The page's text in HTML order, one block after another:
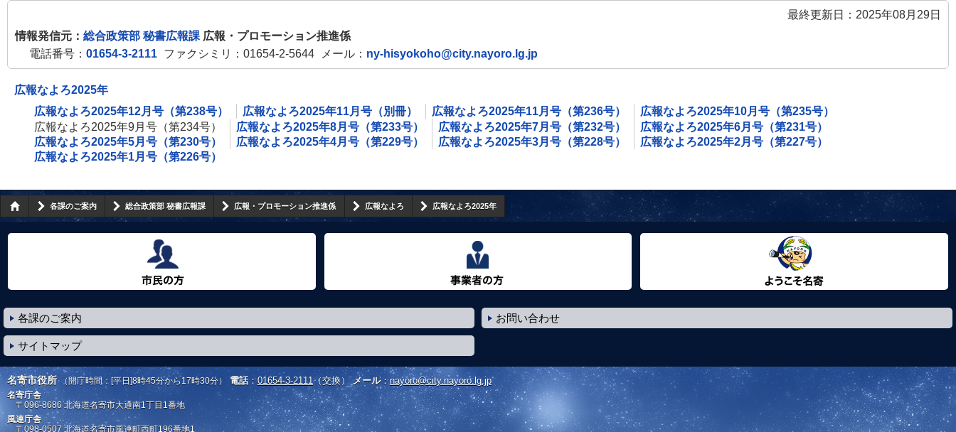
最終更新日：2025年08月29日
情報発信元： 総合政策部 秘書広報課 広報・プロモーション推進係
電話番号： 01654-3-2111 ファクシミリ：01654-2-5644 メール： ny-hisyokoho@city.nayoro.lg.jp
広報なよろ2025年
広報なよろ2025年12月号（第238号）
広報なよろ2025年11月号（別冊） 広報なよろ2025年11月号（第236号）
広報なよろ2025年10月号（第235号）
広報なよろ2025年9月号（第234号）
広報なよろ2025年8月号（第233号） 広報なよろ2025年7月号（第232号）
広報なよろ2025年6月号（第231号）
広報なよろ2025年5月号（第230号）
広報なよろ2025年4月号（第229号） 広報なよろ2025年3月号（第228号）
広報なよろ2025年2月号（第227号）
広報なよろ2025年1月号（第226号）
各課のご案内 総合政策部 秘書広報課 広報・プロモーション推進係 広報なよろ 広報なよろ2025年
各課のご案内 お問い合わせ
サイトマップ
名寄市役所 （開庁時間：[平日]8時45分から17時30分） 電話 ：01654-3-2111（交換） メール：nayoro@city.nayoro.lg.jp
名寄庁舎
〒096-8686 北海道名寄市大通南1丁目1番地
風連庁舎
〒098-0507 北海道名寄市風連町西町196番地1